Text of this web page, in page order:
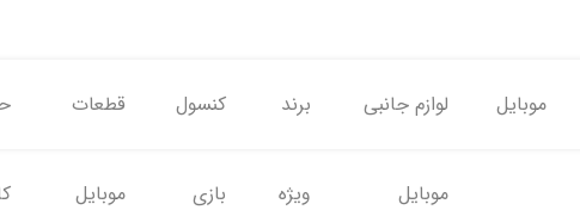
موبایل لوازم جانبی
موبایل
برند
ویژه
کنسول
بازی
قطعات
موبایل